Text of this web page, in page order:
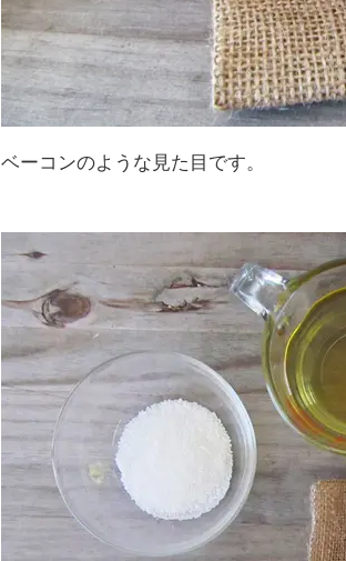
ベーコンのような見た目です。